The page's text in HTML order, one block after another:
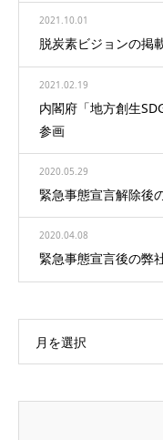
2021.10.01
脱炭素ビジョンの掲
2021.02.19
内閣府「地方創生
参画
2020.05.29
緊急事態宣言解除後
2020.04.08
緊急事態宣言後の弊
月を選択